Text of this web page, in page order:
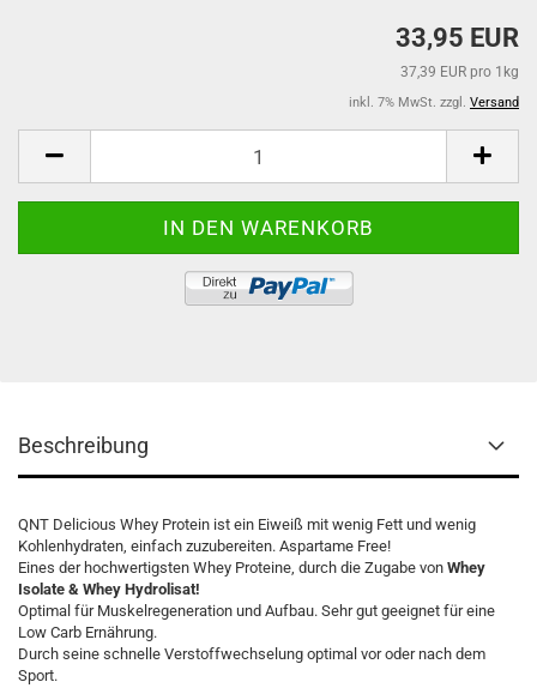
33,95 EUR
37,39 EUR pro 1kg
inkl. 7% MwSt. zzgl. Versand
Beschreibung
QNT Delicious Whey Protein ist ein Eiweiß mit wenig Fett und wenig
Kohlenhydraten, einfach zuzubereiten. Aspartame Free!
Eines der hochwertigsten Whey Proteine, durch die Zugabe von Whey
Isolate & Whey Hydrolisat!
Optimal für Muskelregeneration und Aufbau. Sehr gut geeignet für eine
Low Carb Ernährung.
Durch seine schnelle Verstoffwechselung optimal vor oder nach dem
Sport.